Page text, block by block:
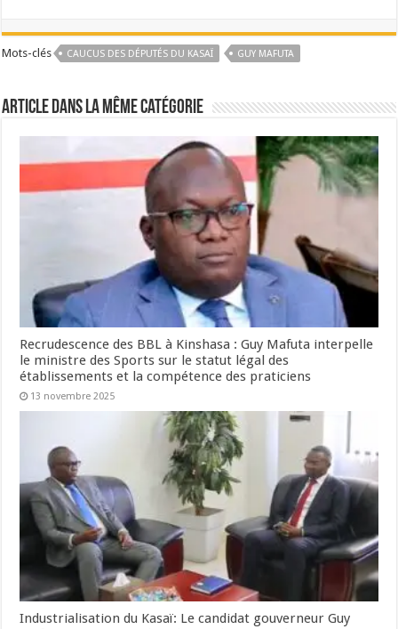
Mots-clés CAUCUS DES DÉPUTÉS DU KASAÏ GUY MAFUTA
Article dans la même catégorie
Recrudescence des BBL à Kinshasa : Guy Mafuta interpelle
le ministre des Sports sur le statut légal des
établissements et la compétence des praticiens
13 novembre 2025
Industrialisation du Kasaï: Le candidat gouverneur Guy